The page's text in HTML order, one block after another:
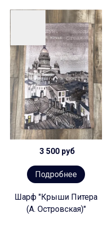
3 500 руб
Подробнее
Шарф "Крыши Питера
(А. Островская)"